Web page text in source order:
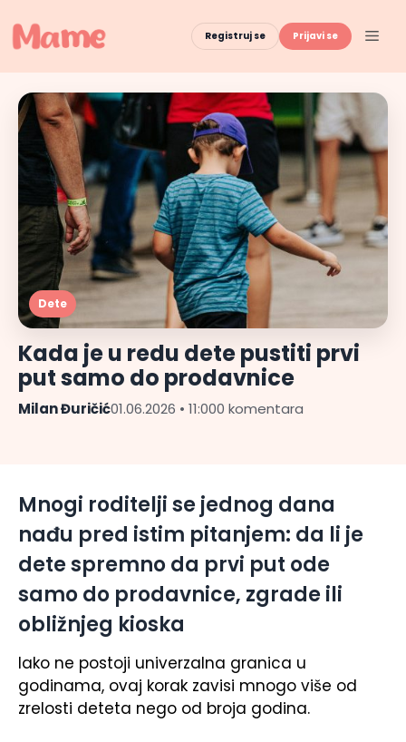
to
content
Registruj se Prijavi se
Dete
Kada je u redu dete pustiti prvi
put samo do prodavnice
Milan Đuričić01.06.2026 • 11:000 komentara
Mnogi roditelji se jednog dana
nađu pred istim pitanjem: da li je
dete spremno da prvi put ode
samo do prodavnice, zgrade ili
obližnjeg kioska
Iako ne postoji univerzalna granica u
godinama, ovaj korak zavisi mnogo više od
zrelosti deteta nego od broja godina.